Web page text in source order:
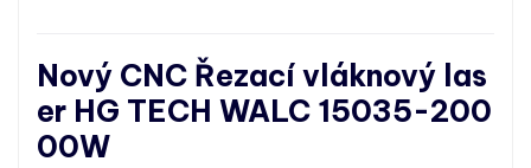
Nový CNC Řezací vláknový las
er HG TECH WALC 15035-200
00W